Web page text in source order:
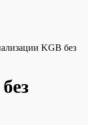
KGB без